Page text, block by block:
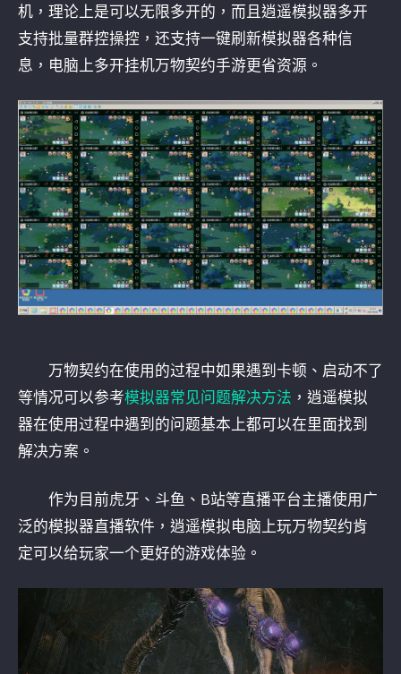
机，理论上是可以无限多开的，而且逍遥模拟器多开
支持批量群控操控，还支持一键刷新模拟器各种信
息，电脑上多开挂机万物契约手游更省资源。
万物契约在使用的过程中如果遇到卡顿、启动不了
等情况可以参考模拟器常见问题解决方法 ，逍遥模拟
器在使用过程中遇到的问题基本上都可以在里面找到
解决方案。
作为目前虎牙、斗鱼、B站等直播平台主播使用广
泛的模拟器直播软件，逍遥模拟电脑上玩万物契约肯
定可以给玩家一个更好的游戏体验。